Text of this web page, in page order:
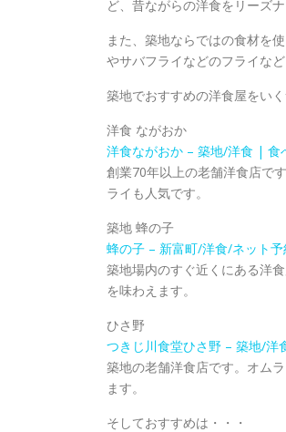
ど、昔ながらの洋食をリーズ
また、築地ならではの食材を
やサバフライなどのフライな
築地でおすすめの洋食屋をいく
洋食 ながおか
洋食ながおか – 築地/洋食 | 食
創業70年以上の老舗洋食店で
ライも人気です。
築地 蜂の子
蜂の子 – 新富町/洋食/ネット
築地場内のすぐ近くにある洋
を味わえます。
ひさ野
つきじ川食堂ひさ野 – 築地/
築地の老舗洋食店です。オム
ます。
そしておすすめは・・・